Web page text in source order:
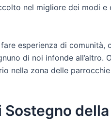
nel migliore dei modi e
esperienza di comunità,
di noi infonde all’altro.
nella zona delle